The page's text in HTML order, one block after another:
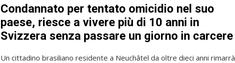
Condannato per tentato omicidio nel suo
paese, riesce a vivere più di 10 anni in
Svizzera senza passare un giorno in carcere
Un cittadino brasiliano residente a Neuchâtel da oltre dieci anni rimarrà